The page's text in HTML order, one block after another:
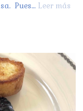
Pues… Leer más